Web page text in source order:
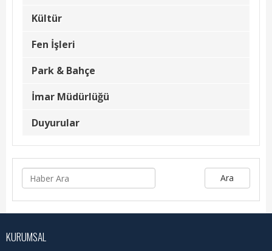
Foto Galeri
Videolar
Etkinlik Takvimi
Hizmet Rehberi
Faaliyet Raporu
Meclis Kararları
İhale İlanları
Vefat Edenler
Kültür
Fen İşleri
Park & Bahçe
İmar Müdürlüğü
Duyurular
Ara
KURUMSAL